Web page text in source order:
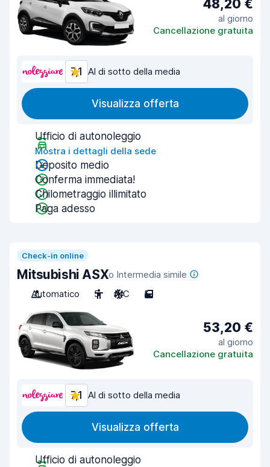
48,20 €
al giorno
Cancellazione gratuita
7,1 Al di sotto della media
Visualizza offerta
Ufficio di autonoleggio
Mostra i dettagli della sede
Deposito medio
Conferma immediata!
Chilometraggio illimitato
Paga adesso
Check-in online
Mitsubishi ASXo Intermedia simile
Automatico
5 A/C 5
53,20 €
al giorno
Cancellazione gratuita
7,1 Al di sotto della media
Visualizza offerta
Ufficio di autonoleggio